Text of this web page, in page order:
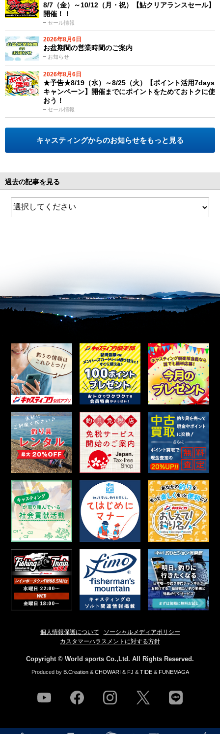
セール情報
8/7（金）～10/12（月・祝）【鮎クリアランスセール】
開催！！
2026年8月6日
お知らせ
お盆期間の営業時間のご案内
2026年8月6日
セール情報
★予告★8/19（水）～8/25（火）【ポイント活用7days
キャンペーン】開催までにポイントをためておトクに使
おう！
キャスティングからのお知らせをもっと見る
過去の記事を見る
個人情報保護について
ソーシャルメディアポリシー
カスタマーハラスメントに対する方針
Copyright © World sports Co.,Ltd. All Rights Reserved.
Produced by B.Creation& CHOWARI & FJ & TIDE& FUNEMAGA
youtube facebook instagram line